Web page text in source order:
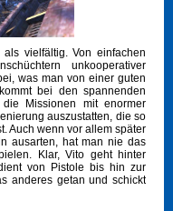
vielfältig. Von einfachen
unkooperativer
was man von einer guten
bei den spannenden
Missionen mit enormer
auszustatten, die so
Auch wenn vor allem später
ausarten, hat man nie das
Klar, Vito geht hinter
von Pistole bis hin zur
anderes getan und schickt